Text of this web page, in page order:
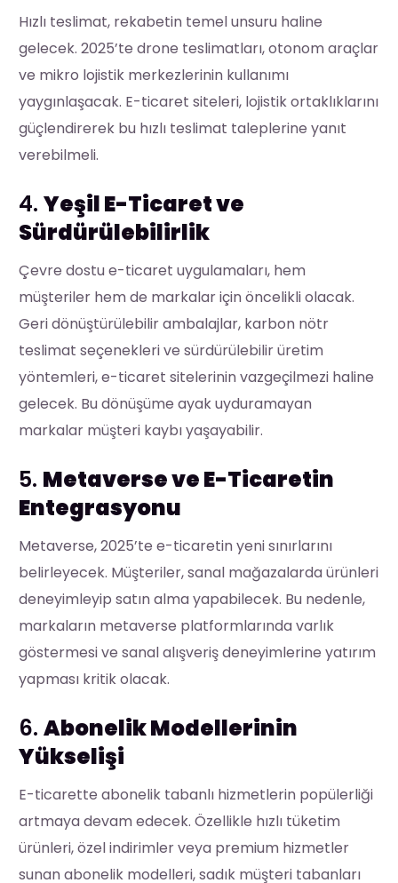
Hızlı teslimat, rekabetin temel unsuru haline
gelecek. 2025’te drone teslimatları, otonom araçlar
ve mikro lojistik merkezlerinin kullanımı
yaygınlaşacak. E-ticaret siteleri, lojistik ortaklıklarını
güçlendirerek bu hızlı teslimat taleplerine yanıt
verebilmeli.
4.Yeşil E-Ticaret ve
Sürdürülebilirlik
Çevre dostu e-ticaret uygulamaları, hem
müşteriler hem de markalar için öncelikli olacak.
Geri dönüştürülebilir ambalajlar, karbon nötr
teslimat seçenekleri ve sürdürülebilir üretim
yöntemleri, e-ticaret sitelerinin vazgeçilmezi haline
gelecek. Bu dönüşüme ayak uyduramayan
markalar müşteri kaybı yaşayabilir.
5. Metaverse ve E-Ticaretin
Entegrasyonu
Metaverse, 2025’te e-ticaretin yeni sınırlarını
belirleyecek. Müşteriler, sanal mağazalarda ürünleri
deneyimleyip satın alma yapabilecek. Bu nedenle,
markaların metaverse platformlarında varlık
göstermesi ve sanal alışveriş deneyimlerine yatırım
yapması kritik olacak.
6.Abonelik Modellerinin
Yükselişi
E-ticarette abonelik tabanlı hizmetlerin popülerliği
artmaya devam edecek. Özellikle hızlı tüketim
ürünleri, özel indirimler veya premium hizmetler
sunan abonelik modelleri, sadık müşteri tabanları